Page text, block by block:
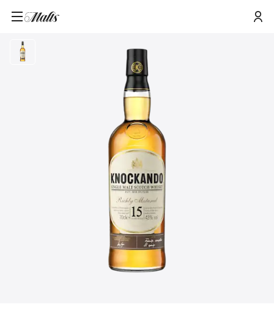
Startseite/Produkte/